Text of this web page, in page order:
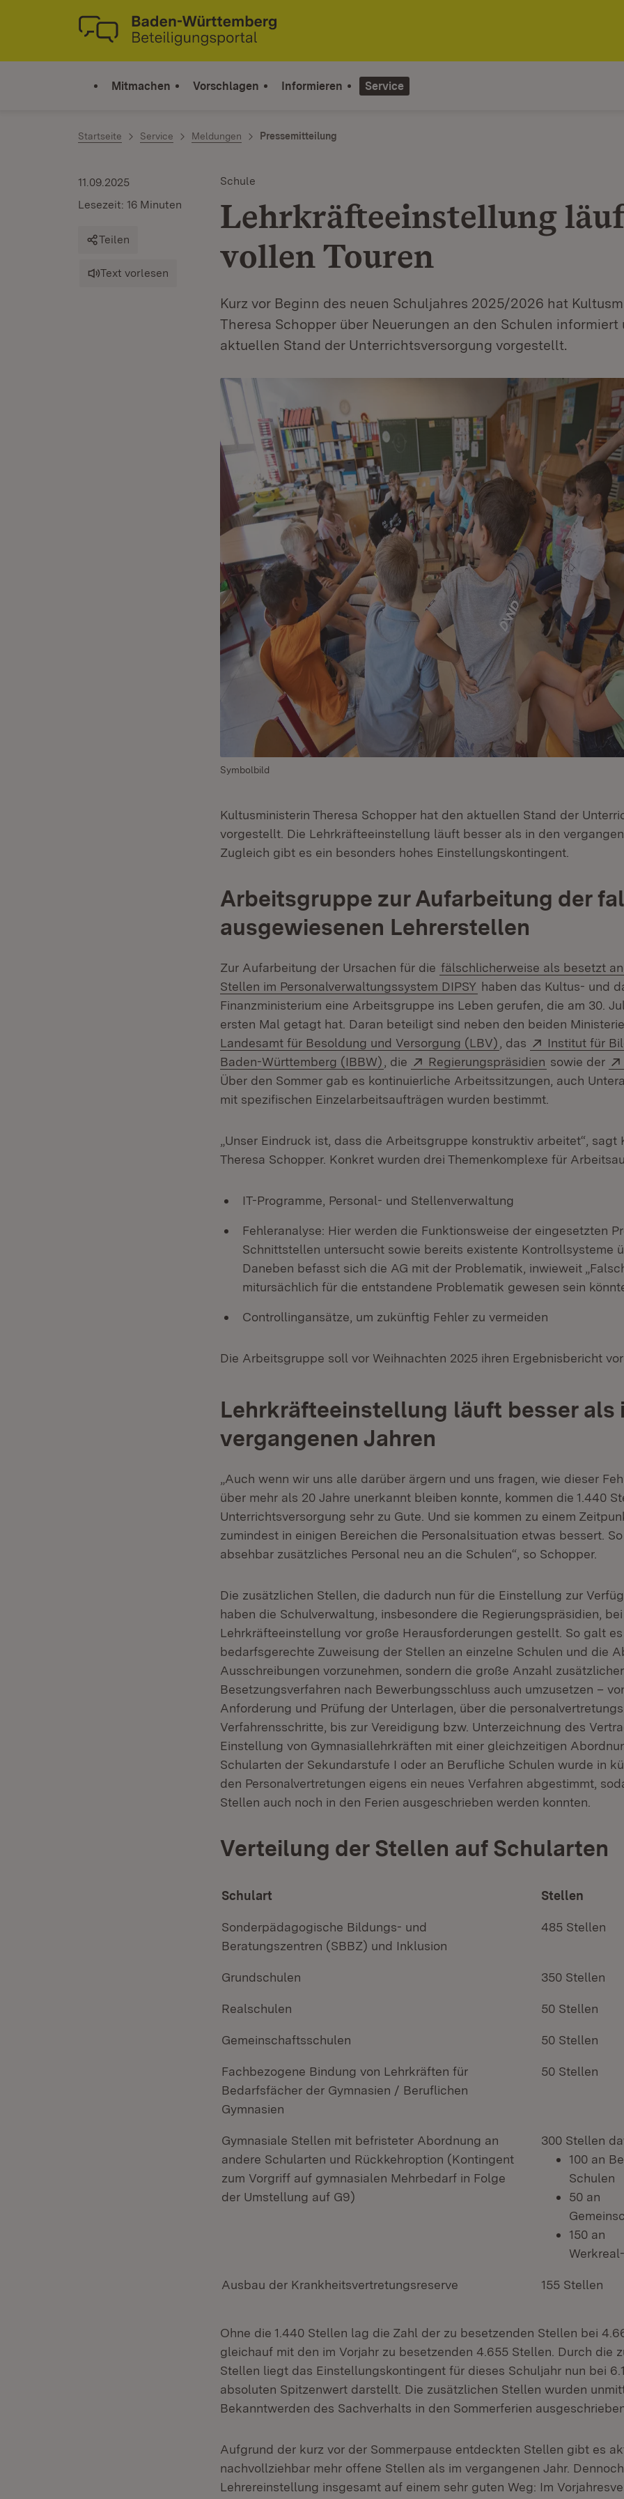
Zum Inhalt springen
Link zur Startseite
Mitmachen Vorschlagen Informieren Service
Startseite Service Meldungen Pressemitteilung
Schule
Lehrkräfteeinstellung
vollen Touren
Kurz vor Beginn des neuen Schuljahres 2025/2026 hat
Theresa Schopper über Neuerungen an den Schulen informiert
aktuellen Stand der Unterrichtsversorgung vorgestellt.
11.09.2025
Lesezeit: 16 Minuten
Teilen
Text vorlesen
Symbolbild
Kultusministerin Theresa Schopper hat den aktuellen Stand der
vorgestellt. Die Lehrkräfteeinstellung läuft besser als in den
Zugleich gibt es ein besonders hohes Einstellungskontingent.
Arbeitsgruppe zur Aufarbeitung der
ausgewiesenen Lehrerstellen
Zur Aufarbeitung der Ursachen für die fälschlicherweise als besetzt
Stellen im Personalverwaltungssystem DIPSY haben das Kultus- und
Finanzministerium eine Arbeitsgruppe ins Leben gerufen, die am 30.
ersten Mal getagt hat. Daran beteiligt sind neben den beiden
Landesamt für Besoldung und Versorgung (LBV) (Öffnet in neuem
, das Extern:
Institut für
Baden-Württemberg (IBBW) (Öffnet in neuem Fenster)
, die Extern:
Regierungspräsidien (Öffnet in
sowie der
Über den Sommer gab es kontinuierliche Arbeitssitzungen, auch
mit spezifischen Einzelarbeitsaufträgen wurden bestimmt.
„Unser Eindruck ist, dass die Arbeitsgruppe konstruktiv arbeitet“, sagt
Theresa Schopper. Konkret wurden drei Themenkomplexe für
IT-Programme, Personal- und Stellenverwaltung
Fehleranalyse: Hier werden die Funktionsweise der eingesetzten
Schnittstellen untersucht sowie bereits existente Kontrollsysteme
Daneben befasst sich die AG mit der Problematik, inwieweit
mitursächlich für die entstandene Problematik gewesen sein
Controllingansätze, um zukünftig Fehler zu vermeiden
Die Arbeitsgruppe soll vor Weihnachten 2025 ihren Ergebnisbericht
Lehrkräfteeinstellung läuft besser als
vergangenen Jahren
„Auch wenn wir uns alle darüber ärgern und uns fragen, wie dieser
über mehr als 20 Jahre unerkannt bleiben konnte, kommen die 1.440
Unterrichtsversorgung sehr zu Gute. Und sie kommen zu einem
zumindest in einigen Bereichen die Personalsituation etwas bessert.
absehbar zusätzliches Personal neu an die Schulen“, so Schopper.
Die zusätzlichen Stellen, die dadurch nun für die Einstellung zur
haben die Schulverwaltung, insbesondere die Regierungspräsidien,
Lehrkräfteeinstellung vor große Herausforderungen gestellt. So galt
bedarfsgerechte Zuweisung der Stellen an einzelne Schulen und die
Ausschreibungen vorzunehmen, sondern die große Anzahl zusätzlicher
Besetzungsverfahren nach Bewerbungsschluss auch umzusetzen –
Anforderung und Prüfung der Unterlagen, über die
Verfahrensschritte, bis zur Vereidigung bzw. Unterzeichnung des
Einstellung von Gymnasiallehrkräften mit einer gleichzeitigen
Schularten der Sekundarstufe I oder an Berufliche Schulen wurde in
den Personalvertretungen eigens ein neues Verfahren abgestimmt,
Stellen auch noch in den Ferien ausgeschrieben werden konnten.
Verteilung der Stellen auf Schularten
Schulart Stellen
Sonderpädagogische Bildungs- und
Beratungszentren (SBBZ) und Inklusion
485 Stellen
Grundschulen 350 Stellen
Realschulen 50 Stellen
Gemeinschaftsschulen 50 Stellen
Fachbezogene Bindung von Lehrkräften für
Bedarfsfächer der Gymnasien / Beruflichen
Gymnasien
50 Stellen
Gymnasiale Stellen mit befristeter Abordnung an
andere Schularten und Rückkehroption (Kontingent
zum Vorgriff auf gymnasialen Mehrbedarf in Folge
der Umstellung auf G9)
300 Stellen
100 an
Schulen
50 an
150 an
Ausbau der Krankheitsvertretungsreserve 155 Stellen
Ohne die 1.440 Stellen lag die Zahl der zu besetzenden Stellen bei
gleichauf mit den im Vorjahr zu besetzenden 4.655 Stellen. Durch die
Stellen liegt das Einstellungskontingent für dieses Schuljahr nun bei
absoluten Spitzenwert darstellt. Die zusätzlichen Stellen wurden
Bekanntwerden des Sachverhalts in den Sommerferien
Aufgrund der kurz vor der Sommerpause entdeckten Stellen gibt es
nachvollziehbar mehr offene Stellen als im vergangenen Jahr.
Lehrereinstellung insgesamt auf einem sehr guten Weg: Im